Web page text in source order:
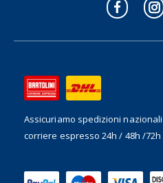
Assicuriamo spedizioni
corriere espresso 24h / 48h /72h